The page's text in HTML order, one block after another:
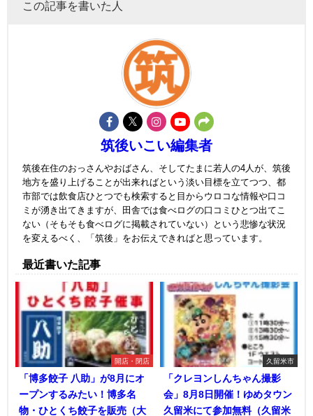
この記事を書いた人
筑後いこい編集者
筑後在住のおっさんやおばさん、そしてたまに若人の4人が、筑後
地方を盛り上げることが出来ればという淡い目標を立てつつ、都
市部では飲食店ひとつでも検索すると目からウロコな情報や口コ
ミが湧き出てきますが、田舎では食べログの口コミひとつ出てこ
ない（そもそも食べログに掲載されていない）という悲惨な状況
を変えるべく、「筑後」をお伝えできればと思っています。
最近書いた記事
開店・閉店
「博多餃子 八助」が8月にオ
ープンするみたい！博多名
物・ひとくち餃子を販売（大
久留米市
「クレヨンしんちゃん撮影
会」8月8日開催！ゆめタウン
久留米にて参加無料（久留米